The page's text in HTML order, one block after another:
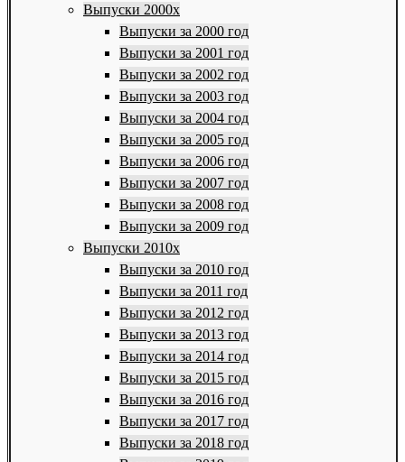
Выпуски 2000х
Выпуски за 2000 год
Выпуски за 2001 год
Выпуски за 2002 год
Выпуски за 2003 год
Выпуски за 2004 год
Выпуски за 2005 год
Выпуски за 2006 год
Выпуски за 2007 год
Выпуски за 2008 год
Выпуски за 2009 год
Выпуски 2010х
Выпуски за 2010 год
Выпуски за 2011 год
Выпуски за 2012 год
Выпуски за 2013 год
Выпуски за 2014 год
Выпуски за 2015 год
Выпуски за 2016 год
Выпуски за 2017 год
Выпуски за 2018 год